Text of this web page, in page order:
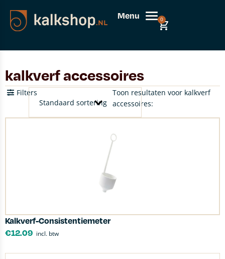
Menu 0
kalkverf accessoires
Toon resultaten voor kalkverf
accessoires:
Filters
Kalkverf-Consistentiemeter
€12.09 incl. btw